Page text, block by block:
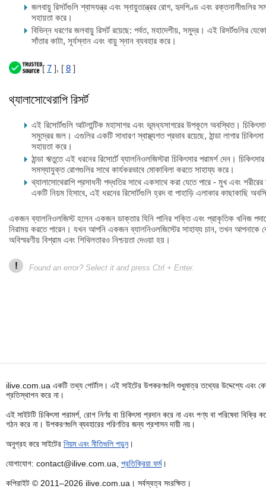
জলবায়ু রিসর্টগুলি শ্বাসযন্ত্র এবং স্নায়ুতন্ত্রের রোগ, হৃদপিণ্ড এবং রক্তনালীগুলির
সহায়তা করে।
বিভিন্ন ধরণের জলবায়ু রিসর্ট রয়েছে: পর্বত, মহাদেশীয়, সমুদ্র। এই রিসর্টগুলির
সাঁতার কাটা, সূর্যস্নান এবং বায়ু স্নান ব্যবহার করে।
[ 7 ], [ 8 ]
থ্যালাসোথেরাপি রিসর্ট
এই রিসোর্টগুলি আটলান্টিক মহাসাগর এবং ভূমধ্যসাগরের উপকূলে অবস্থিত।
সমুদ্রের জল। এগুলির একটি সাধারণ স্বাস্থ্যগত প্রভাব রয়েছে, ঠান্ডা লাগার
সহায়তা করে।
ঠান্ডা ঋতুতে এই ধরনের রিসোর্টে ব্যালনিওলজিস্টরা চিকিৎসার পরামর্শ দেন।
সমস্যাযুক্ত রোগগুলির সাথে কার্যকরভাবে মোকাবিলা করতে সাহায্য করে।
থ্যালাসোথেরাপি প্রসাধনী পদ্ধতির সাথে একসাথে করা যেতে পারে - মুখ এবং
একটি নিয়ম হিসাবে, এই ধরনের রিসোর্টগুলি হ্রদ বা পাহাড়ি এলাকার কাছাকাছি
একজন ব্যালনিওলজিস্ট হলেন একজন ডাক্তার যিনি পানির শক্তি এবং প্রাকৃতিক খনিজ
নিরাময় করতে পারেন। যখন আপনি একজন ব্যালনিওলজিস্টের সাহায্য চান, তখন আপনাকে
অবিস্মরণীয় বিশ্রাম এবং শিথিলতারও নিশ্চয়তা দেওয়া হয়।
! Found an error? Select it and press Ctrl + Enter.
ilive.com.ua একটি তথ্য পোর্টাল। এই সাইটের উপকরণগুলি শুধুমাত্র তথ্যের উদ্দেশ্যে এবং
প্রতিস্থাপন করে না।
এই সাইটটি চিকিৎসা পরামর্শ, রোগ নির্ণয় বা চিকিৎসা প্রদান করে না এবং পণ্য বা পরিষেবা
গঠন করে না। উপকরণগুলি ব্যবহারের পরিণতির জন্য প্রশাসন দায়ী নয়।
অনুগ্রহ করে সাইটের নিয়ম এবং নীতিগুলি পড়ুন।
যোগাযোগ: contact@ilive.com.ua, প্রতিক্রিয়া ফর্ম।
কপিরাইট © 2011–2026 ilive.com.ua। সর্বস্বত্ব সংরক্ষিত।